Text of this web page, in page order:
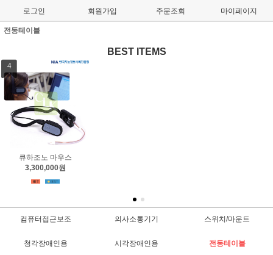
로그인 회원가입 주문조회 마이페이지
전동테이블
BEST ITEMS
컴퓨터접근보조 의사소통기기 스위치/마운트
청각장애인용 시각장애인용 전동테이블